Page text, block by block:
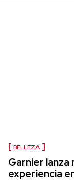
BELLEZA
Garnier lanza
experiencia